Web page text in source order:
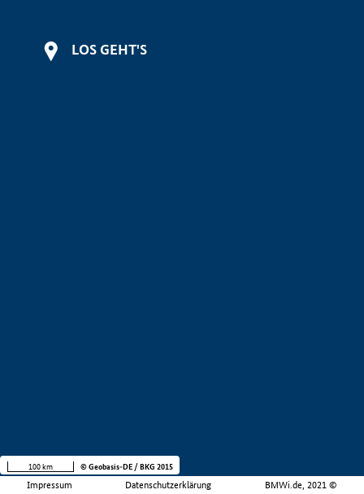
LOS GEHT'S
Impressum Datenschutzerklärung BMWi.de, 2021 ©
100 km © Geobasis-DE / BKG 2015